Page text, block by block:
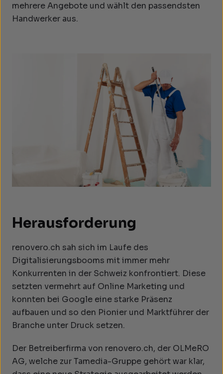
mehrere Angebote und wählt den passendsten
Handwerker aus.
Herausforderung
renovero.ch sah sich im Laufe des
Digitalisierungsbooms mit immer mehr
Konkurrenten in der Schweiz konfrontiert. Diese
setzten vermehrt auf Online Marketing und
konnten bei Google eine starke Präsenz
aufbauen und so den Pionier und Marktführer der
Branche unter Druck setzen.
Der Betreiberfirma von renovero.ch, der OLMeRO
AG, welche zur Tamedia-Gruppe gehört war klar,